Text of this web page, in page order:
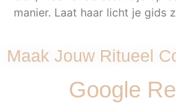
manier. Laat haar licht je gids
Maak Jouw Ritueel
Google